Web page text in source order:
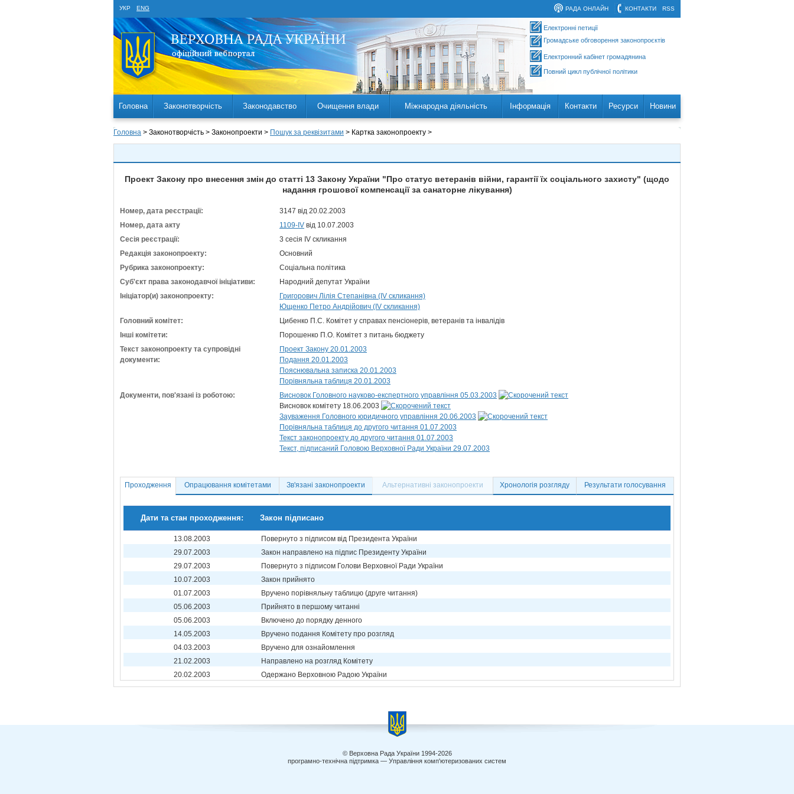
УКР ENG RSS
КОНТАКТИ
РАДА ОНЛАЙН
Електронні петиції
Громадське обговорення законопроєктів
Електронний кабінет громадянина
Повний цикл публічної політики
Головна Законотворчість Законодавство Очищення влади Міжнародна діяльність Інформація Контакти Ресурси Новини
Головна > Законотворчість > Законопроекти > Пошук за реквізитами > Картка законопроекту >
Проект Закону про внесення змін до статті 13 Закону України "Про статус ветеранів війни, гарантії їх соціального захисту" (щодо
надання грошової компенсації за санаторне лікування)
Номер, дата реєстрації:
3147 від 20.02.2003
Номер, дата акту
1109-IV від 10.07.2003
Сесія реєстрації:
3 сесія IV скликання
Редакція законопроекту:
Основний
Рубрика законопроекту:
Соціальна політика
Суб'єкт права законодавчої ініціативи:
Народний депутат України
Ініціатор(и) законопроекту:
Григорович Лілія Степанівна (IV скликання)
Ющенко Петро Андрійович (IV скликання)
Головний комітет:
Цибенко П.С. Комітет у справах пенсіонерів, ветеранів та інвалідів
Інші комітети:
Порошенко П.О. Комітет з питань бюджету
Текст законопроекту та супровідні
документи:
Проект Закону 20.01.2003
Подання 20.01.2003
Пояснювальна записка 20.01.2003
Порівняльна таблиця 20.01.2003
Документи, пов'язані із роботою:
Висновок Головного науково-експертного управління 05.03.2003
Висновок комітету 18.06.2003
Зауваження Головного юридичного управління 20.06.2003
Порівняльна таблиця до другого читання 01.07.2003
Текст законопроекту до другого читання 01.07.2003
Текст, підписаний Головою Верховної Ради України 29.07.2003
Проходження Опрацювання комітетами Зв'язані законопроекти Альтернативні законопроекти Хронологія розгляду Результати голосування
Дати та стан проходження: Закон підписано
13.08.2003
Повернуто з підписом від Президента України
29.07.2003
Закон направлено на підпис Президенту України
29.07.2003
Повернуто з підписом Голови Верховної Ради України
10.07.2003
Закон прийнято
01.07.2003
Вручено порівняльну таблицю (друге читання)
05.06.2003
Прийнято в першому читанні
05.06.2003
Включено до порядку денного
14.05.2003
Вручено подання Комітету про розгляд
04.03.2003
Вручено для ознайомлення
21.02.2003
Направлено на розгляд Комітету
20.02.2003
Одержано Верховною Радою України
© Верховна Рада України 1994-2026
програмно-технічна підтримка — Управління комп'ютеризованих систем